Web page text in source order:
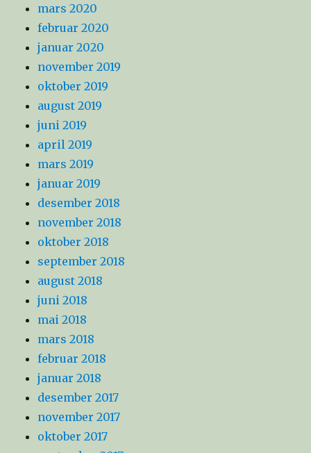
mars 2020
februar 2020
januar 2020
november 2019
oktober 2019
august 2019
juni 2019
april 2019
mars 2019
januar 2019
desember 2018
november 2018
oktober 2018
september 2018
august 2018
juni 2018
mai 2018
mars 2018
februar 2018
januar 2018
desember 2017
november 2017
oktober 2017